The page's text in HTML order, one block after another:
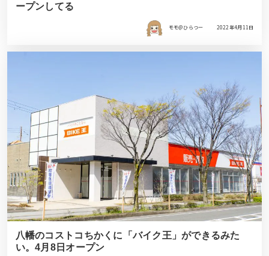
ープンしてる
モモ＠ひらつー 2022年4月11日
八幡のコストコちかくに「バイク王」ができるみた
い。4月8日オープン